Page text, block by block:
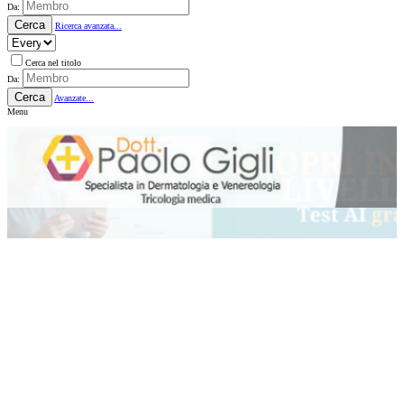
Da:
Cerca Ricerca avanzata...
Cerca nel titolo
Da:
Cerca
Avanzate...
Menu